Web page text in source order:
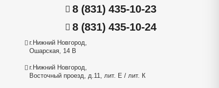
8 (831) 435-10-23
8 (831) 435-10-24
г.Нижний Новгород,
Ошарская, 14 В
г.Нижний Новгород,
Восточный проезд, д.11, лит. Е / лит. К